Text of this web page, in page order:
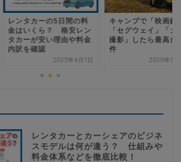
キャンプで「映画鑑賞」
「セグウェイ」「カメラ
撮影」したら最高だった
件
2020年11月11日
7人乗りのレンタカ
すすめ11選！ 車種
び方や乗車人数の規
解説
2025年4
レンタカーとカーシェアのビジネ
スモデルは何が違う？ 仕組みや
料金体系などを徹底比較！